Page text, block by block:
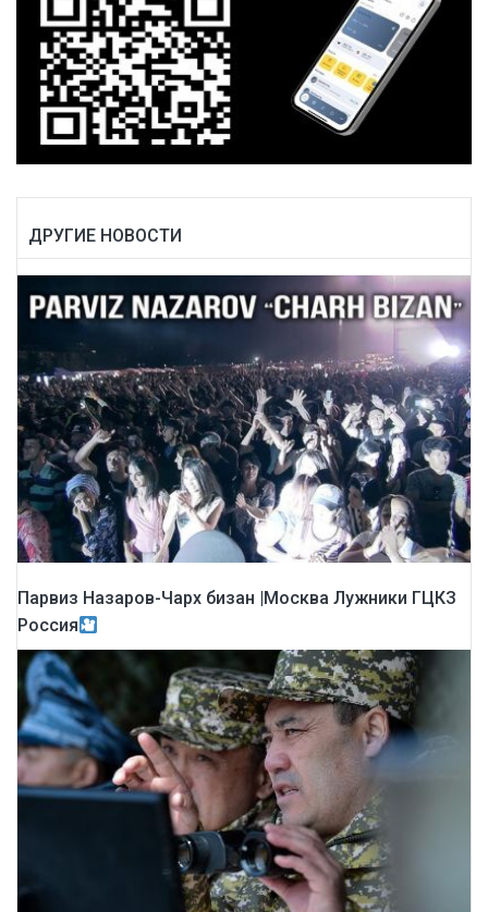
ДРУГИЕ НОВОСТИ
Парвиз Назаров-Чарх бизан |Москва Лужники ГЦКЗ
Россия